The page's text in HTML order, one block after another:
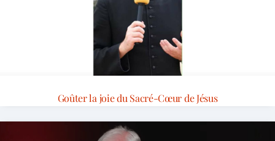
Goûter la joie du Sacré-Cœur de Jésus